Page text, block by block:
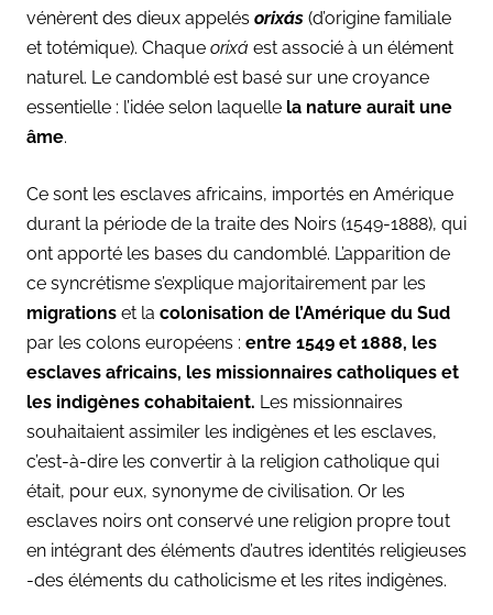
vénèrent des dieux appelés orixás (d’origine familiale
et totémique). Chaque orixá est associé à un élément
naturel. Le candomblé est basé sur une croyance
essentielle : l’idée selon laquelle la nature aurait une
âme.
Ce sont les esclaves africains, importés en Amérique
durant la période de la traite des Noirs (1549-1888), qui
ont apporté les bases du candomblé. L’apparition de
ce syncrétisme s’explique majoritairement par les
migrations et la colonisation de l’Amérique du Sud
par les colons européens : entre 1549 et 1888, les
esclaves africains, les missionnaires catholiques et
les indigènes cohabitaient. Les missionnaires
souhaitaient assimiler les indigènes et les esclaves,
c’est-à-dire les convertir à la religion catholique qui
était, pour eux, synonyme de civilisation. Or les
esclaves noirs ont conservé une religion propre tout
en intégrant des éléments d’autres identités religieuses
-des éléments du catholicisme et les rites indigènes.